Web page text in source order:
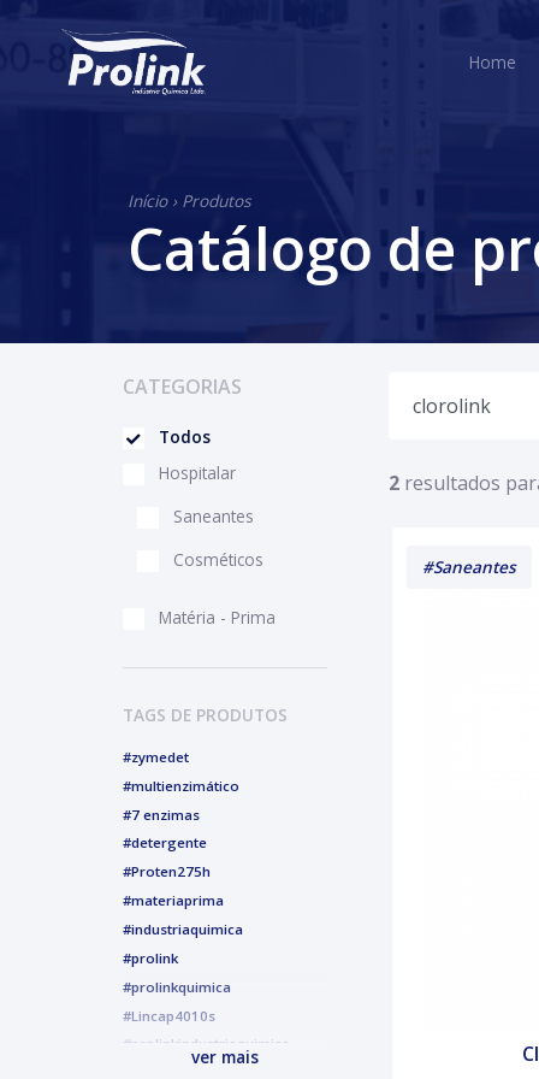
Home
Início› Produtos
Catálogo de
CATEGORIAS
Todos
Hospitalar
Saneantes
Cosméticos
Matéria - Prima
TAGS DE PRODUTOS
#zymedet
#multienzimático
#7 enzimas
#detergente
#Proten275h
#materiaprima
#industriaquimica
#prolink
#prolinkquimica
#Lincap4010s
#prolinkindustriaquimica
ver mais
2 resultados
#Saneantes